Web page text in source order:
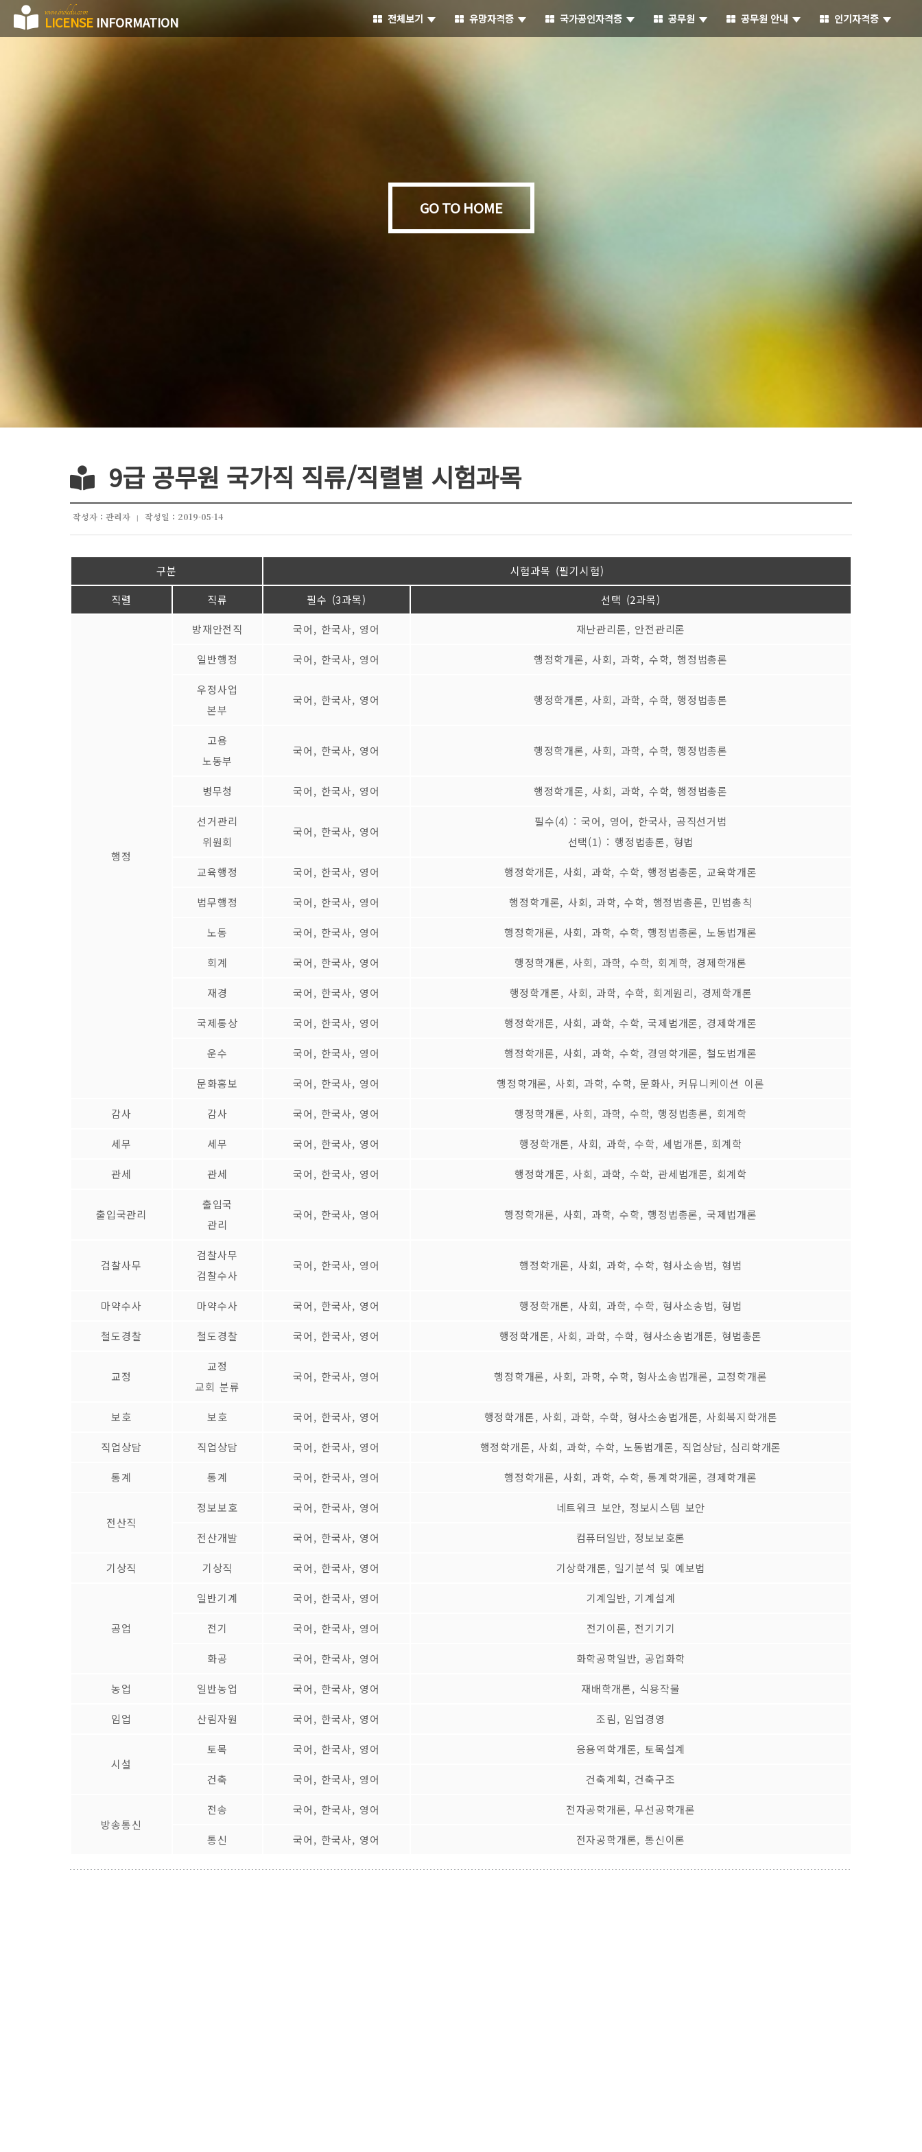
www.inoledu.com
LICENSE INFORMATION 전체보기 유망자격증 국가공인자격증 공무원 공무원 안내 인기자격증
GO TO HOME
9급 공무원 국가직 직류/직렬별 시험과목
작성자 : 관리자 | 작성일 : 2019-05-14
구분
시험과목 (필기시험)
직렬
직류 필수 (3과목) 선택 (2과목)
행정
방재안전직 국어, 한국사, 영어 재난관리론, 안전관리론
일반행정 국어, 한국사, 영어 행정학개론, 사회, 과학, 수학, 행정법총론
우정사업
본부
국어, 한국사, 영어 행정학개론, 사회, 과학, 수학, 행정법총론
고용
노동부
국어, 한국사, 영어 행정학개론, 사회, 과학, 수학, 행정법총론
병무청 국어, 한국사, 영어 행정학개론, 사회, 과학, 수학, 행정법총론
선거관리
위원회
국어, 한국사, 영어
필수(4) : 국어, 영어, 한국사, 공직선거법
선택(1) : 행정법총론, 형법
교육행정 국어, 한국사, 영어 행정학개론, 사회, 과학, 수학, 행정법총론, 교육학개론
법무행정 국어, 한국사, 영어 행정학개론, 사회, 과학, 수학, 행정법총론, 민법총칙
노동 국어, 한국사, 영어 행정학개론, 사회, 과학, 수학, 행정법총론, 노동법개론
회계 국어, 한국사, 영어 행정학개론, 사회, 과학, 수학, 회계학, 경제학개론
재경 국어, 한국사, 영어 행정학개론, 사회, 과학, 수학, 회계원리, 경제학개론
국제통상 국어, 한국사, 영어 행정학개론, 사회, 과학, 수학, 국제법개론, 경제학개론
운수 국어, 한국사, 영어 행정학개론, 사회, 과학, 수학, 경영학개론, 철도법개론
문화홍보 국어, 한국사, 영어 행정학개론, 사회, 과학, 수학, 문화사, 커뮤니케이션 이론
감사 감사 국어, 한국사, 영어 행정학개론, 사회, 과학, 수학, 행정법총론, 회계학
세무 세무 국어, 한국사, 영어 행정학개론, 사회, 과학, 수학, 세법개론, 회계학
관세 관세 국어, 한국사, 영어 행정학개론, 사회, 과학, 수학, 관세법개론, 회계학
출입국관리
출입국
관리
국어, 한국사, 영어 행정학개론, 사회, 과학, 수학, 행정법총론, 국제법개론
검찰사무
검찰사무
검찰수사
국어, 한국사, 영어 행정학개론, 사회, 과학, 수학, 형사소송법, 형법
마약수사 마약수사 국어, 한국사, 영어 행정학개론, 사회, 과학, 수학, 형사소송법, 형법
철도경찰 철도경찰 국어, 한국사, 영어 행정학개론, 사회, 과학, 수학, 형사소송법개론, 형법총론
교정
교정
교회 분류
국어, 한국사, 영어 행정학개론, 사회, 과학, 수학, 형사소송법개론, 교정학개론
보호 보호 국어, 한국사, 영어 행정학개론, 사회, 과학, 수학, 형사소송법개론, 사회복지학개론
직업상담 직업상담 국어, 한국사, 영어 행정학개론, 사회, 과학, 수학, 노동법개론, 직업상담, 심리학개론
통계 통계 국어, 한국사, 영어 행정학개론, 사회, 과학, 수학, 통계학개론, 경제학개론
전산직
정보보호 국어, 한국사, 영어 네트워크 보안, 정보시스템 보안
전산개발 국어, 한국사, 영어 컴퓨터일반, 정보보호론
기상직 기상직 국어, 한국사, 영어 기상학개론, 일기분석 및 예보법
공업
일반기계 국어, 한국사, 영어 기계일반, 기계설계
전기 국어, 한국사, 영어 전기이론, 전기기기
화공 국어, 한국사, 영어 화학공학일반, 공업화학
농업 일반농업 국어, 한국사, 영어 재배학개론, 식용작물
임업 산림자원 국어, 한국사, 영어 조림, 임업경영
시설
토목 국어, 한국사, 영어 응용역학개론, 토목설계
건축 국어, 한국사, 영어 건축계획, 건축구조
방송통신
전송 국어, 한국사, 영어 전자공학개론, 무선공학개론
통신 국어, 한국사, 영어 전자공학개론, 통신이론